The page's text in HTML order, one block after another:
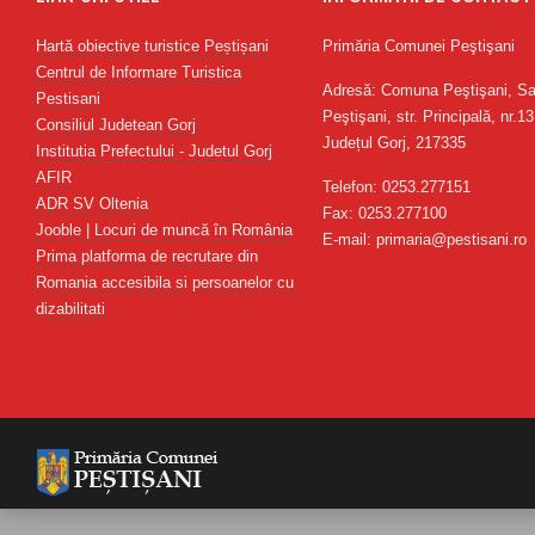
Hartă obiective turistice Peștișani
Centrul de Informare Turistica
Pestisani
Consiliul Judetean Gorj
Institutia Prefectului - Judetul Gorj
AFIR
ADR SV Oltenia
Jooble | Locuri de muncă în România
Prima platforma de recrutare din
Romania accesibila si persoanelor cu
dizabilitati
Primăria Comunei Peştişani
Adresă: Comuna Peştişani,
Peştişani, str. Principală,
Județul Gorj, 217335
Telefon: 0253.277151
Fax: 0253.277100
E-mail: primaria@pestisani.ro